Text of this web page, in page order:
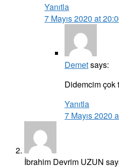
Yanıtla
7 Mayıs 2020 at
Demetsays:
Didemcim çok
Yanıtla
7 Mayıs 2020
İbrahim Devrim UZUN